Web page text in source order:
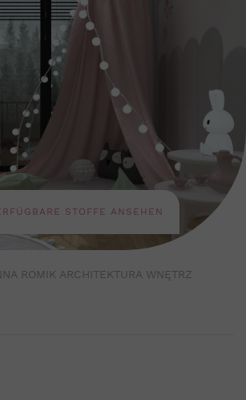
ROMIK ARCHITEKTURA WNĘTRZ
STOFFE ANSEHEN